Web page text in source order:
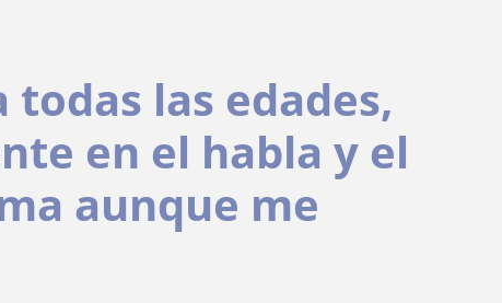
las edades,
en el habla y el
aunque me